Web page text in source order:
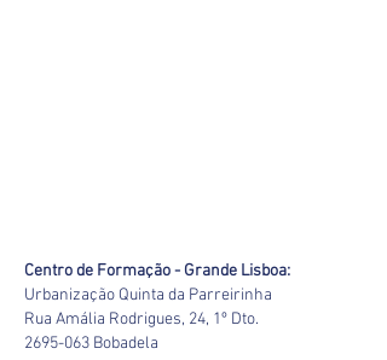
Centro de Formação - Grande Lisboa:
Urbanização Quinta da Parreirinha
Rua Amália Rodrigues, 24, 1º Dto.
2695-063 Bobadela